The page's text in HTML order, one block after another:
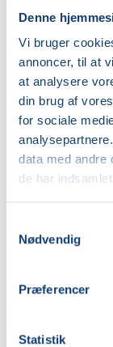
Denne
Vi bruger
annoncer, til at
at analysere
din brug af
for sociale
data med andre
de har
Nødvendig
Præferencer
Statistik
DKK 975,00
DKK 625,00
DKK 625,00
Ledige på
DKK 625,00
Pensionister
DKK 625,00